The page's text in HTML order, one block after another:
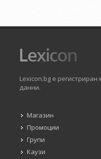
Lexicon.bg е
данни.
Магазин
Промоции
Групи
Каузи